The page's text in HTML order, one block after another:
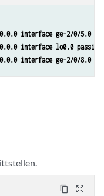
interface ge-2/0/5.0
interface lo0.0 passive
interface ge-2/0/8.0
content_copy zoom_out_map